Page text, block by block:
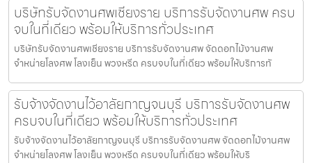
บริษัทรับจัดงานศพเชียงราย บริการรับจัดงานศพ ครบ
จบในที่เดียว พร้อมให้บริการทั่วประเทศ
บริษัทรับจัดงานศพเชียงราย บริการรับจัดงานศพ จัดดอกไม้งานศพ
จำหน่ายโลงศพ โลงเย็น พวงหรีด ครบจบในที่เดียว พร้อมให้บริการทั
รับจ้างจัดงานไว้อาลัยกาญจนบุรี บริการรับจัดงานศพ
ครบจบในที่เดียว พร้อมให้บริการทั่วประเทศ
รับจ้างจัดงานไว้อาลัยกาญจนบุรี บริการรับจัดงานศพ จัดดอกไม้งานศพ
จำหน่ายโลงศพ โลงเย็น พวงหรีด ครบจบในที่เดียว พร้อมให้บริ